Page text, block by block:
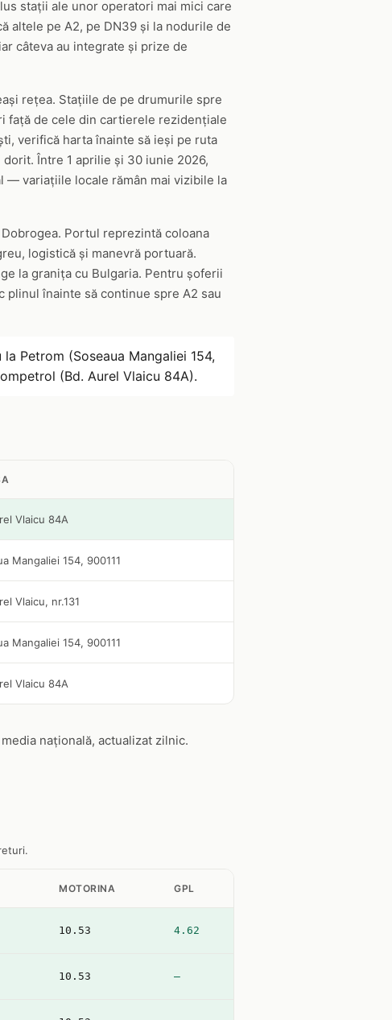
stații ale unor operatori mai mici care
altele pe A2, pe DN39 și la nodurile de
câteva au integrate și prize de
rețea. Stațiile de pe drumurile spre
față de cele din cartierele rezidențiale
verifică harta înainte să ieși pe ruta
Între 1 aprilie și 30 iunie 2026,
— variațiile locale rămân mai vizibile la
Portul reprezintă coloana
logistică și manevră portuară.
la granița cu Bulgaria. Pentru șoferii
plinul înainte să continue spre A2 sau
la Petrom (Soseaua Mangaliei 154,
(Bd. Aurel Vlaicu 84A).
Vlaicu 84A
Mangaliei 154, 900111
Vlaicu, nr.131
Mangaliei 154, 900111
Vlaicu 84A
națională, actualizat zilnic.
MOTORINA GPL
10.53 4.62
10.53 —